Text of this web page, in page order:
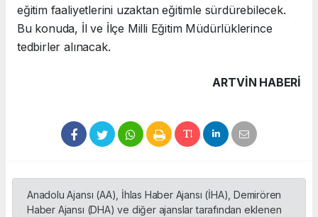
eğitim faaliyetlerini uzaktan eğitimle sürdürebilecek.
Bu konuda, İl ve İlçe Milli Eğitim Müdürlüklerince
tedbirler alınacak.
ARTVIN HABERİ
Anadolu Ajansı (AA), İhlas Haber Ajansı (İHA), Demirören
Haber Ajansı (DHA) ve diğer ajanslar tarafından eklenen